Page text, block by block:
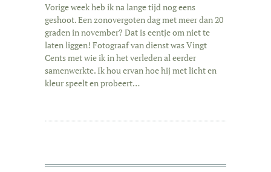
Vorige week heb ik na lange tijd nog eens
geshoot. Een zonovergoten dag met meer dan 20
graden in november? Dat is eentje om niet te
laten liggen! Fotograaf van dienst was Vingt
Cents met wie ik in het verleden al eerder
samenwerkte. Ik hou ervan hoe hij met licht en
kleur speelt en probeert…